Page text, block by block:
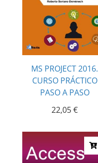
MS PROJECT 2016.
CURSO PRÁCTICO
PASO A PASO
22,05€